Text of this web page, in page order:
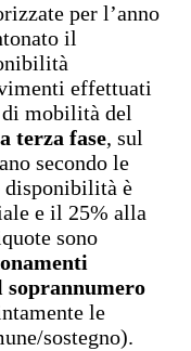
per l’anno
il
effettuati
di mobilità del
terza fase, sul
secondo le
disponibilità è
e il 25% alla
sono
soprannumero
le
sostegno).